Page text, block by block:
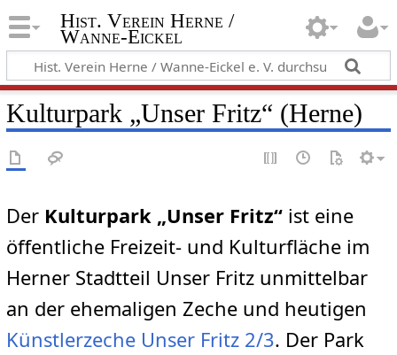
Hist. Verein Herne /
Wanne-Eickel
Kulturpark „Unser Fritz“ (Herne)
Der Kulturpark „Unser Fritz“ist eine
öffentliche Freizeit- und Kulturfläche im
Herner Stadtteil Unser Fritz unmittelbar
an der ehemaligen Zeche und heutigen
Künstlerzeche Unser Fritz 2/3. Der Park